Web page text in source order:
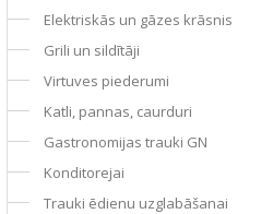
Elektriskās un gāzes krāsnis
Grili un sildītāji
Virtuves piederumi
Katli, pannas, caurduri
Gastronomijas trauki GN
Konditorejai
Trauki ēdienu uzglabāšanai